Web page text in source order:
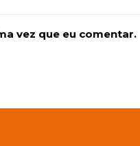
vez que eu comentar.